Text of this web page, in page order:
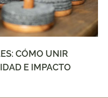
CÓMO UNIR
E IMPACTO